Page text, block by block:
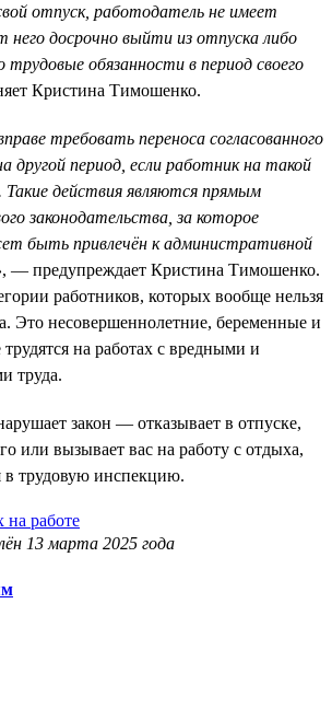
отпуск, работодатель не имеет
него досрочно выйти из отпуска либо
обязанности в период своего
Кристина Тимошенко.
требовать переноса согласованного
другой период, если работник на такой
Такие действия являются прямым
законодательства, за которое
быть привлечён к административной
, — предупреждает Кристина Тимошенко.
работников, которых вообще нельзя
Это несовершеннолетние, беременные и
на работах с вредными и
труда.
закон — отказывает в отпуске,
или вызывает вас на работу с отдыха,
в трудовую инспекцию.
работе
13 марта 2025 года